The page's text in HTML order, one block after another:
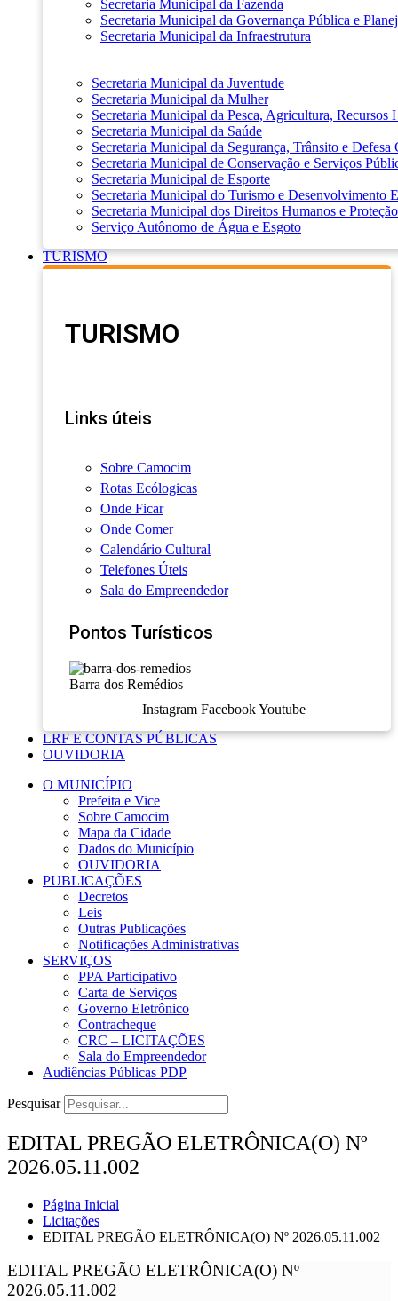
Secretaria Municipal da Fazenda
Secretaria Municipal da Governança Pública e
Secretaria Municipal da Infraestrutura
Secretaria Municipal da Juventude
Secretaria Municipal da Mulher
Secretaria Municipal da Pesca, Agricultura, Recursos
Secretaria Municipal da Saúde
Secretaria Municipal da Segurança, Trânsito e Defesa
Secretaria Municipal de Conservação e Serviços
Secretaria Municipal de Esporte
Secretaria Municipal do Turismo e Desenvolvimento
Secretaria Municipal dos Direitos Humanos e
Serviço Autônomo de Água e Esgoto
TURISMO
TURISMO
Links úteis
Sobre Camocim
Rotas Ecólogicas
Onde Ficar
Onde Comer
Calendário Cultural
Telefones Úteis
Sala do Empreendedor
Pontos Turísticos
Barra dos Remédios
Instagram Facebook Youtube
LRF E CONTAS PÚBLICAS
OUVIDORIA
O MUNICÍPIO
Prefeita e Vice
Sobre Camocim
Mapa da Cidade
Dados do Município
OUVIDORIA
PUBLICAÇÕES
Decretos
Leis
Outras Publicações
Notificações Administrativas
SERVIÇOS
PPA Participativo
Carta de Serviços
Governo Eletrônico
Contracheque
CRC – LICITAÇÕES
Sala do Empreendedor
Audiências Públicas PDP
Pesquisar
EDITAL PREGÃO ELETRÔNICA(O) Nº
2026.05.11.002
Página Inicial
Licitações
EDITAL PREGÃO ELETRÔNICA(O) Nº 2026.05.11.002
EDITAL PREGÃO ELETRÔNICA(O) Nº
2026.05.11.002